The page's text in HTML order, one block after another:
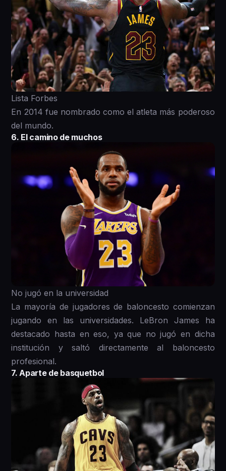
Lista Forbes
En 2014 fue nombrado como el atleta más poderoso
del mundo.
6. El camino de muchos
No jugó en la universidad
La mayoría de jugadores de baloncesto comienzan
jugando en las universidades. LeBron James ha
destacado hasta en eso, ya que no jugó en dicha
institución y saltó directamente al baloncesto
profesional.
7. Aparte de basquetbol